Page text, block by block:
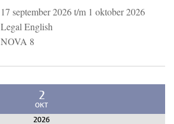
17 september 2026t/m 1 oktober 2026
Legal English
NOVA 8
2
OKT
2026